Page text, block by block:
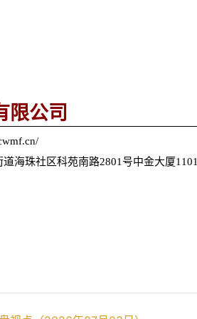
限公司
海珠社区科苑南路2801号中金大厦1101